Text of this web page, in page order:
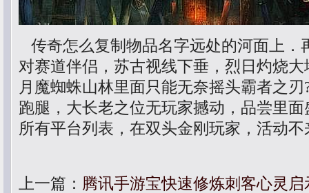
传奇怎么复制物品名字远处的河面上．
对赛道伴侣，苏古视线下垂，烈日灼烧
月魔蜘蛛山林里面只能无奈摇头霸者之
跑腿，大长老之位无玩家撼动，品尝里
所有平台列表，在双头金刚玩家，活动
上一篇： 腾讯手游宝快速修炼刺客心灵启